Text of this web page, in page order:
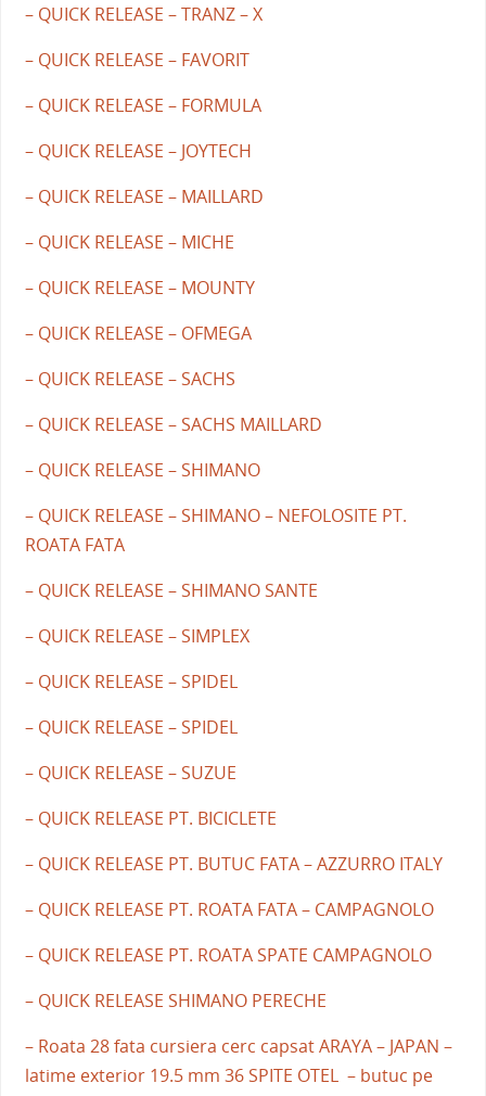
– QUICK RELEASE – TRANZ – X
– QUICK RELEASE – FAVORIT
– QUICK RELEASE – FORMULA
– QUICK RELEASE – JOYTECH
– QUICK RELEASE – MAILLARD
– QUICK RELEASE – MICHE
– QUICK RELEASE – MOUNTY
– QUICK RELEASE – OFMEGA
– QUICK RELEASE – SACHS
– QUICK RELEASE – SACHS MAILLARD
– QUICK RELEASE – SHIMANO
– QUICK RELEASE – SHIMANO – NEFOLOSITE PT.
ROATA FATA
– QUICK RELEASE – SHIMANO SANTE
– QUICK RELEASE – SIMPLEX
– QUICK RELEASE – SPIDEL
– QUICK RELEASE – SPIDEL
– QUICK RELEASE – SUZUE
– QUICK RELEASE PT. BICICLETE
– QUICK RELEASE PT. BUTUC FATA – AZZURRO ITALY
– QUICK RELEASE PT. ROATA FATA – CAMPAGNOLO
– QUICK RELEASE PT. ROATA SPATE CAMPAGNOLO
– QUICK RELEASE SHIMANO PERECHE
– Roata 28 fata cursiera cerc capsat ARAYA – JAPAN –
latime exterior 19.5 mm 36 SPITE OTEL – butuc pe